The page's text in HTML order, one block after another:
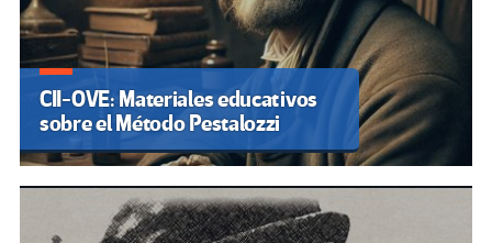
CII-OVE: Materiales educativos
sobre el Método Pestalozzi